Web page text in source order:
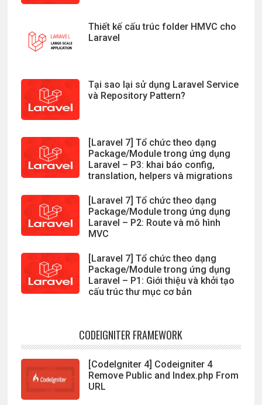
Thiết kế cấu trúc folder HMVC cho
Laravel
Tại sao lại sử dụng Laravel Service
và Repository Pattern?
[Laravel 7] Tổ chức theo dạng
Package/Module trong ứng dụng
Laravel – P3: khai báo config,
translation, helpers và migrations
[Laravel 7] Tổ chức theo dạng
Package/Module trong ứng dụng
Laravel – P2: Route và mô hình
MVC
[Laravel 7] Tổ chức theo dạng
Package/Module trong ứng dụng
Laravel – P1: Giới thiệu và khởi tạo
cấu trúc thư mục cơ bản
CODEIGNITER FRAMEWORK
[CodeIgniter 4] Codeigniter 4
Remove Public and Index.php From
URL